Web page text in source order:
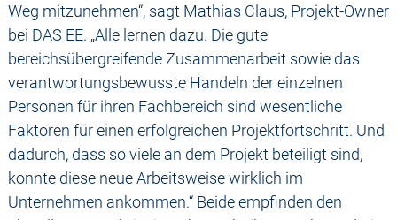
Weg mitzunehmen“, sagt Mathias Claus, Projekt-Owner
bei DAS EE. „Alle lernen dazu. Die gute
bereichsübergreifende Zusammenarbeit sowie das
verantwortungsbewusste Handeln der einzelnen
Personen für ihren Fachbereich sind wesentliche
Faktoren für einen erfolgreichen Projektfortschritt. Und
dadurch, dass so viele an dem Projekt beteiligt sind,
konnte diese neue Arbeitsweise wirklich im
Unternehmen ankommen.“ Beide empfinden den